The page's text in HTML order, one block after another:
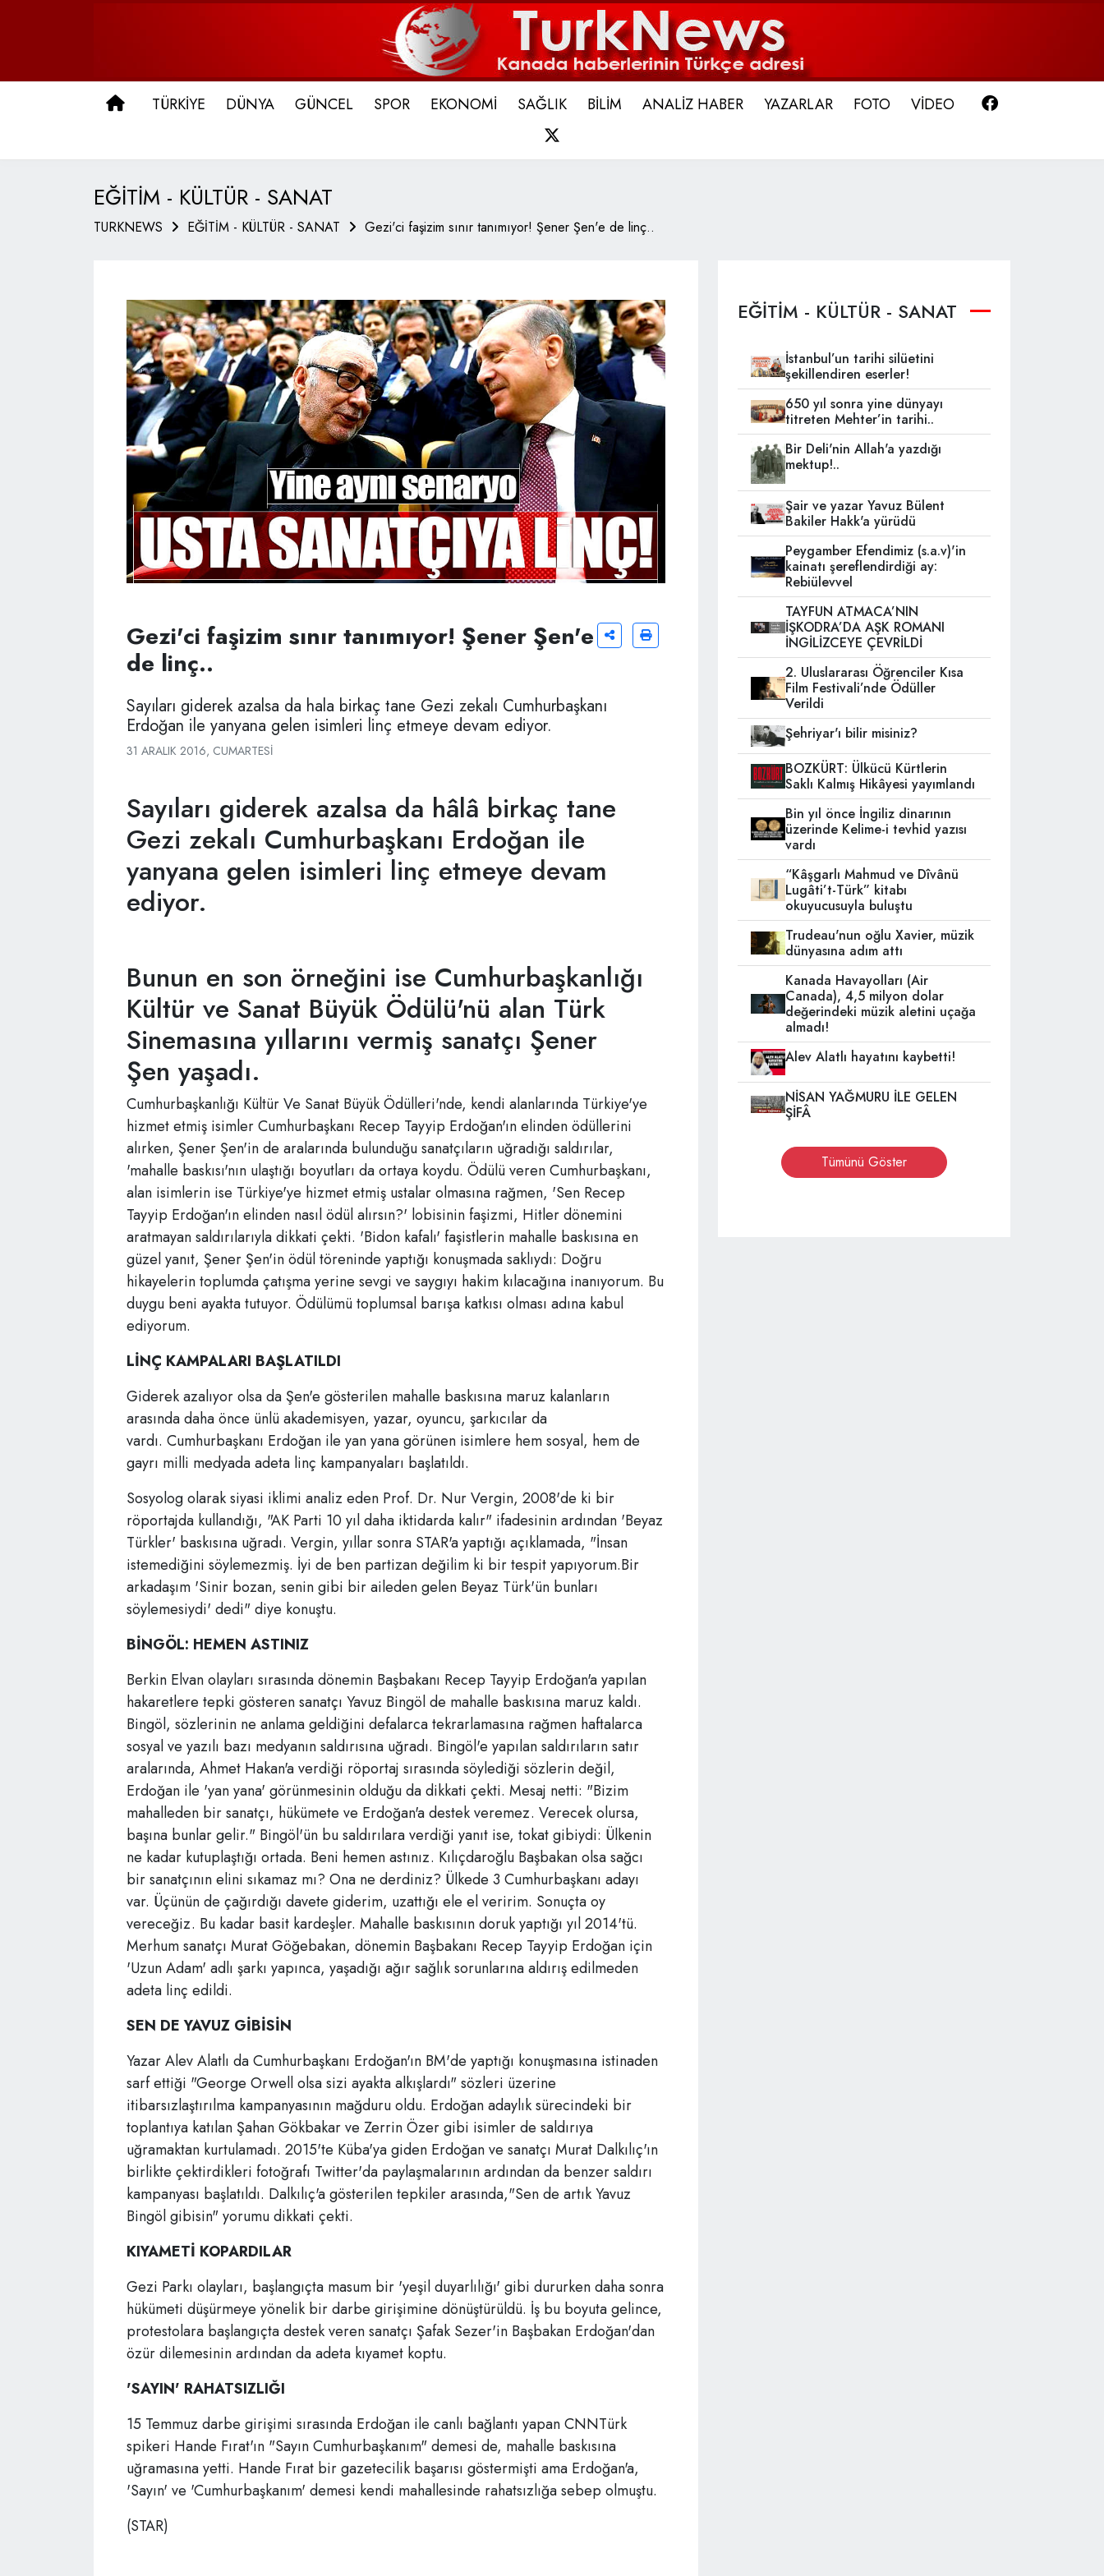
ANA SAYFA
TÜRKİYE DÜNYA GÜNCEL SPOR EKONOMİ SAĞLIK BİLİM ANALİZ HABER YAZARLAR FOTO VİDEO
EĞİTİM - KÜLTÜR - SANAT
TURKNEWS EĞİTİM - KÜLTÜR - SANAT Gezi'ci faşizim sınır tanımıyor! Şener Şen'e de linç..
Gezi'ci faşizim sınır tanımıyor! Şener Şen'e
de linç..
Sayıları giderek azalsa da hala birkaç tane Gezi zekalı Cumhurbaşkanı
Erdoğan ile yanyana gelen isimleri linç etmeye devam ediyor.
31 ARALIK 2016, CUMARTESI
Sayıları giderek azalsa da hâlâ birkaç tane
Gezi zekalı Cumhurbaşkanı Erdoğan ile
yanyana gelen isimleri linç etmeye devam
ediyor.
Bunun en son örneğini ise Cumhurbaşkanlığı
Kültür ve Sanat Büyük Ödülü'nü alan Türk
Sinemasına yıllarını vermiş sanatçı Şener
Şen yaşadı.
Cumhurbaşkanlığı Kültür Ve Sanat Büyük Ödülleri'nde, kendi alanlarında Türkiye'ye
hizmet etmiş isimler Cumhurbaşkanı Recep Tayyip Erdoğan'ın elinden ödüllerini
alırken, Şener Şen'in de aralarında bulunduğu sanatçıların uğradığı saldırılar,
'mahalle baskısı'nın ulaştığı boyutları da ortaya koydu. Ödülü veren Cumhurbaşkanı,
alan isimlerin ise Türkiye'ye hizmet etmiş ustalar olmasına rağmen, 'Sen Recep
Tayyip Erdoğan'ın elinden nasıl ödül alırsın?' lobisinin faşizmi, Hitler dönemini
aratmayan saldırılarıyla dikkati çekti. 'Bidon kafalı' faşistlerin mahalle baskısına en
güzel yanıt, Şener Şen'in ödül töreninde yaptığı konuşmada saklıydı: Doğru
hikayelerin toplumda çatışma yerine sevgi ve saygıyı hakim kılacağına inanıyorum. Bu
duygu beni ayakta tutuyor. Ödülümü toplumsal barışa katkısı olması adına kabul
ediyorum.
LİNÇ KAMPALARI BAŞLATILDI
Giderek azalıyor olsa da Şen'e gösterilen mahalle baskısına maruz kalanların
arasında daha önce ünlü akademisyen, yazar, oyuncu, şarkıcılar da
vardı. Cumhurbaşkanı Erdoğan ile yan yana görünen isimlere hem sosyal, hem de
gayrı milli medyada adeta linç kampanyaları başlatıldı.
Sosyolog olarak siyasi iklimi analiz eden Prof. Dr. Nur Vergin, 2008'de ki bir
röportajda kullandığı, "AK Parti 10 yıl daha iktidarda kalır" ifadesinin ardından 'Beyaz
Türkler' baskısına uğradı. Vergin, yıllar sonra STAR'a yaptığı açıklamada, "İnsan
istemediğini söylemezmiş. İyi de ben partizan değilim ki bir tespit yapıyorum.Bir
arkadaşım 'Sinir bozan, senin gibi bir aileden gelen Beyaz Türk'ün bunları
söylemesiydi' dedi" diye konuştu.
BİNGÖL: HEMEN ASTINIZ
Berkin Elvan olayları sırasında dönemin Başbakanı Recep Tayyip Erdoğan'a yapılan
hakaretlere tepki gösteren sanatçı Yavuz Bingöl de mahalle baskısına maruz kaldı.
Bingöl, sözlerinin ne anlama geldiğini defalarca tekrarlamasına rağmen haftalarca
sosyal ve yazılı bazı medyanın saldırısına uğradı. Bingöl'e yapılan saldırıların satır
aralarında, Ahmet Hakan'a verdiği röportaj sırasında söylediği sözlerin değil,
Erdoğan ile 'yan yana' görünmesinin olduğu da dikkati çekti. Mesaj netti: "Bizim
mahalleden bir sanatçı, hükümete ve Erdoğan'a destek veremez. Verecek olursa,
başına bunlar gelir." Bingöl'ün bu saldırılara verdiği yanıt ise, tokat gibiydi: Ülkenin
ne kadar kutuplaştığı ortada. Beni hemen astınız. Kılıçdaroğlu Başbakan olsa sağcı
bir sanatçının elini sıkamaz mı? Ona ne derdiniz? Ülkede 3 Cumhurbaşkanı adayı
var. Üçünün de çağırdığı davete giderim, uzattığı ele el veririm. Sonuçta oy
vereceğiz. Bu kadar basit kardeşler. Mahalle baskısının doruk yaptığı yıl 2014'tü.
Merhum sanatçı Murat Göğebakan, dönemin Başbakanı Recep Tayyip Erdoğan için
'Uzun Adam' adlı şarkı yapınca, yaşadığı ağır sağlık sorunlarına aldırış edilmeden
adeta linç edildi.
SEN DE YAVUZ GİBİSİN
Yazar Alev Alatlı da Cumhurbaşkanı Erdoğan'ın BM'de yaptığı konuşmasına istinaden
sarf ettiği "George Orwell olsa sizi ayakta alkışlardı" sözleri üzerine
itibarsızlaştırılma kampanyasının mağduru oldu. Erdoğan adaylık sürecindeki bir
toplantıya katılan Şahan Gökbakar ve Zerrin Özer gibi isimler de saldırıya
uğramaktan kurtulamadı. 2015'te Küba'ya giden Erdoğan ve sanatçı Murat Dalkılıç'ın
birlikte çektirdikleri fotoğrafı Twitter'da paylaşmalarının ardından da benzer saldırı
kampanyası başlatıldı. Dalkılıç'a gösterilen tepkiler arasında,"Sen de artık Yavuz
Bingöl gibisin" yorumu dikkati çekti.
KIYAMETİ KOPARDILAR
Gezi Parkı olayları, başlangıçta masum bir 'yeşil duyarlılığı' gibi dururken daha sonra
hükümeti düşürmeye yönelik bir darbe girişimine dönüştürüldü. İş bu boyuta gelince,
protestolara başlangıçta destek veren sanatçı Şafak Sezer'in Başbakan Erdoğan'dan
özür dilemesinin ardından da adeta kıyamet koptu.
'SAYIN' RAHATSIZLIĞI
15 Temmuz darbe girişimi sırasında Erdoğan ile canlı bağlantı yapan CNNTürk
spikeri Hande Fırat'ın "Sayın Cumhurbaşkanım" demesi de, mahalle baskısına
uğramasına yetti. Hande Fırat bir gazetecilik başarısı göstermişti ama Erdoğan'a,
'Sayın' ve 'Cumhurbaşkanım' demesi kendi mahallesinde rahatsızlığa sebep olmuştu.
(STAR)
EĞİTİM - KÜLTÜR - SANAT
İstanbul’un tarihi silüetini
şekillendiren eserler!
650 yıl sonra yine dünyayı
titreten Mehter’in tarihi..
Bir Deli'nin Allah'a yazdığı
mektup!..
Şair ve yazar Yavuz Bülent
Bakiler Hakk'a yürüdü
Peygamber Efendimiz (s.a.v)'in
kainatı şereflendirdiği ay:
Rebiülevvel
TAYFUN ATMACA’NIN
İŞKODRA’DA AŞK ROMANI
İNGİLİZCEYE ÇEVRİLDİ
2. Uluslararası Öğrenciler Kısa
Film Festivali’nde Ödüller
Verildi
Şehriyar'ı bilir misiniz?
BOZKÜRT: Ülkücü Kürtlerin
Saklı Kalmış Hikâyesi yayımlandı
Bin yıl önce İngiliz dinarının
üzerinde Kelime-i tevhid yazısı
vardı
“Kâşgarlı Mahmud ve Dîvânü
Lugâti’t-Türk” kitabı
okuyucusuyla buluştu
Trudeau'nun oğlu Xavier, müzik
dünyasına adım attı
Kanada Havayolları (Air
Canada), 4,5 milyon dolar
değerindeki müzik aletini uçağa
almadı!
Alev Alatlı hayatını kaybetti!
NİSAN YAĞMURU İLE GELEN
ŞİFÂ
Tümünü Göster